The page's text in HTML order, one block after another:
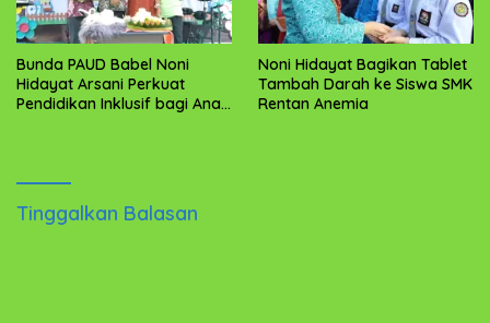
Bunda PAUD Babel Noni
Hidayat Arsani Perkuat
Pendidikan Inklusif bagi Anak
Noni Hidayat Bagikan Tablet
Tambah Darah ke Siswa SMK
Rentan Anemia
Tinggalkan Balasan